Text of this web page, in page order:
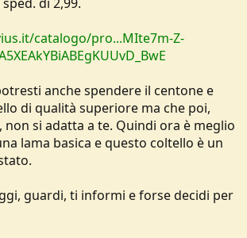
catalogo/pro...MIte7m-Z-
anche spendere il centone e
di qualità superiore ma che poi,
non si adatta a te. Quindi ora è meglio
lama basica e questo coltello è un
guardi, ti informi e forse decidi per